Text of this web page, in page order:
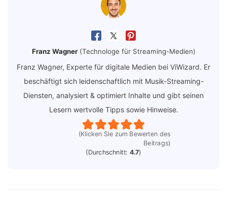
Franz Wagner (Technologe für Streaming-Medien)
Franz Wagner, Experte für digitale Medien bei ViWizard. Er
beschäftigt sich leidenschaftlich mit Musik-Streaming-
Diensten, analysiert & optimiert Inhalte und gibt seinen
Lesern wertvolle Tipps sowie Hinweise.
(Klicken Sie zum Bewerten des
Beitrags)
(Durchschnitt: 4.7)